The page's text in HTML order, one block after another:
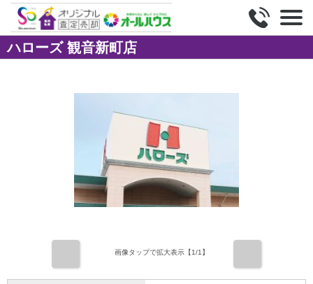
ハローズ 観音新町店
画像タップで拡大表示【1/1】